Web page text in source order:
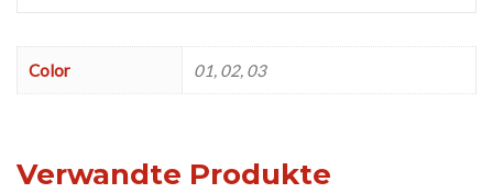
Color 01, 02, 03
Verwandte Produkte